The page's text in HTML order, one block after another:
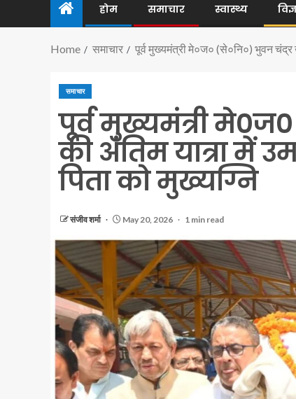
होम समाचार स्वास्थ्य
Home समाचार पूर्व मुख्यमंत्री मे०ज० (से०नि०) भुवन चंद्र
समाचार
पूर्व मुख्यमंत्री
की अंतिम यात्रा में
पिता को मुख्यग्नि
संजीव शर्मा May 20, 2026 1 min read